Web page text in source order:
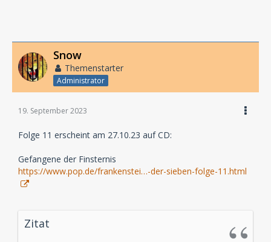
Snow
Themenstarter
Administrator
19. September 2023
Folge 11 erscheint am 27.10.23 auf CD:
Gefangene der Finsternis
https://www.pop.de/frankenstei…-der-sieben-folge-11.html
Zitat